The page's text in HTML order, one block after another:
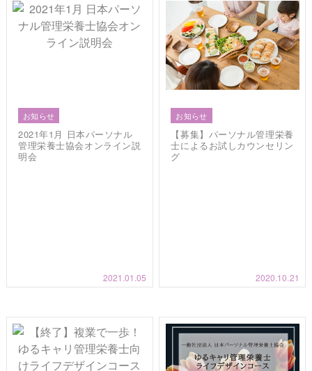
お知らせ
2021年1月 日本パーソナル
管理栄養士協会オンライン説
明会
2021.01.05
お知らせ
【募集】パーソナル管理栄養
士によるお試しカウンセリン
グ
2020.10.21